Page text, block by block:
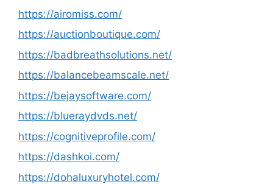
https://airomiss.com/
https://auctionboutique.com/
https://badbreathsolutions.net/
https://balancebeamscale.net/
https://bejaysoftware.com/
https://blueraydvds.net/
https://cognitiveprofile.com/
https://dashkoi.com/
https://dohaluxuryhotel.com/